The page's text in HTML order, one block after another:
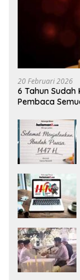
20 Februari 2026
6 Tahun
Pembaca